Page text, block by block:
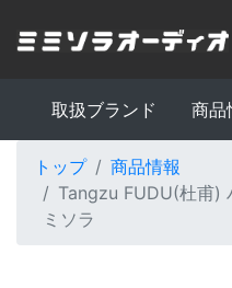
取扱ブランド 商品
トップ
商品情報
Tangzu FUDU(杜甫)
ミソラ